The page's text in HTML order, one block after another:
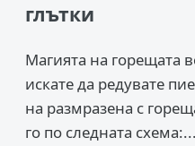
глътки
Магията на горещата
искате да редувате
на размразена с
го по следната схема:...